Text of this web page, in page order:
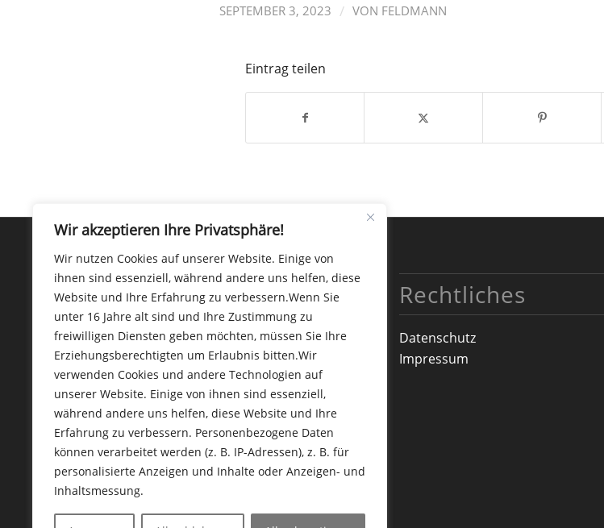
Wir akzeptieren Ihre Privatsphäre!
Wir nutzen Cookies auf unserer Website. Einige von
ihnen sind essenziell, während andere uns helfen, diese
Website und Ihre Erfahrung zu verbessern.Wenn Sie
unter 16 Jahre alt sind und Ihre Zustimmung zu
freiwilligen Diensten geben möchten, müssen Sie Ihre
Erziehungsberechtigten um Erlaubnis bitten.Wir
verwenden Cookies und andere Technologien auf
unserer Website. Einige von ihnen sind essenziell,
während andere uns helfen, diese Website und Ihre
Erfahrung zu verbessern. Personenbezogene Daten
können verarbeitet werden (z. B. IP-Adressen), z. B. für
personalisierte Anzeigen und Inhalte oder Anzeigen- und
Inhaltsmessung.
SEPTEMBER 3, 2023 / VON FELDMANN
Eintrag teilen
Kontakt
Coaching Feldmann
Birgit Feldmann
Coaching · Training · Beratung
Mobil: 0151.19 76 94 15
www.coaching-feldmann.de
think@coaching-feldmann.de
Rechtliches
Datenschutz
Impressum